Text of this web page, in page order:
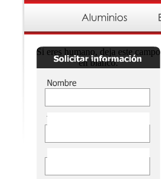
Si eres humano, deja este campo
en blanco.